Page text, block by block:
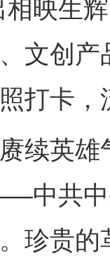
映生
文创
打卡，
英雄
中共中
珍贵